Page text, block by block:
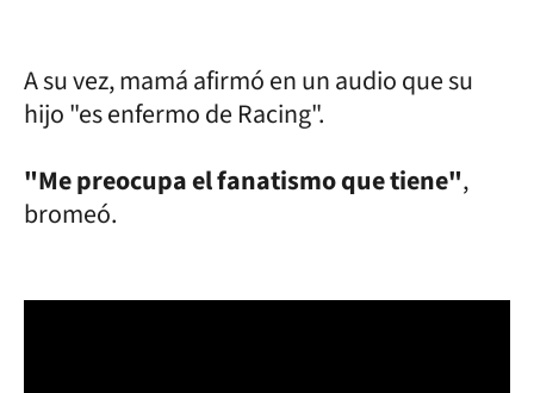
A su vez, mamá afirmó en un audio que su
hijo "es enfermo de Racing".
"Me preocupa el fanatismo que tiene",
bromeó.